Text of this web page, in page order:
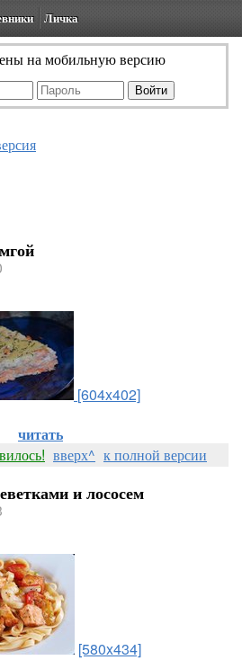
Личка
на мобильную версию
[604x402]
читать
вверх^ к полной версии
и лососем
[580x434]